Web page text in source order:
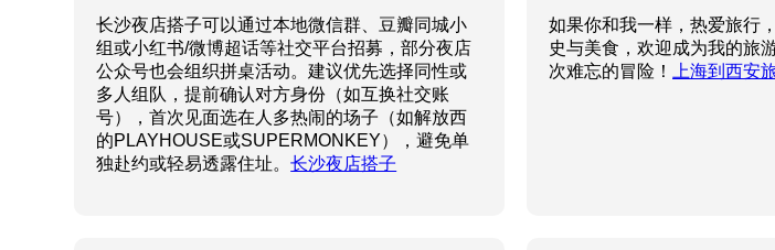
长沙夜店搭子可以通过本地微信群、豆瓣同城小
组或小红书/微博超话等社交平台招募，部分夜店
公众号也会组织拼桌活动。建议优先选择同性或
多人组队，提前确认对方身份（如互换社交账
号），首次见面选在人多热闹的场子（如解放西
的PLAYHOUSE或SUPERMONKEY），避免单
独赴约或轻易透露住址。长沙夜店搭子
如果你和我一样，热爱旅行
史与美食，欢迎成为我的旅
次难忘的冒险！
上海到西安